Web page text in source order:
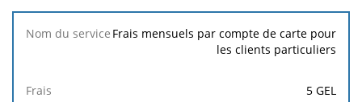
Frais mensuels par compte de carte pour
les clients particuliers
5 GEL